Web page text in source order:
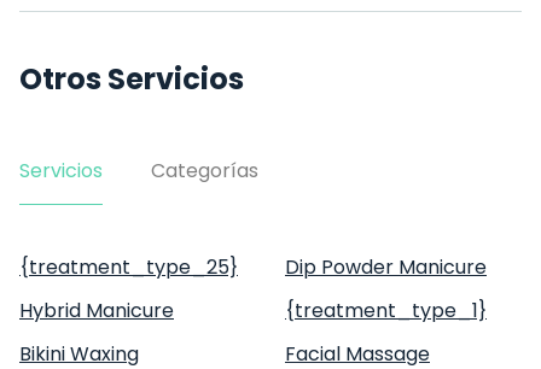
Otros Servicios
Servicios Categorías
{treatment_type_25}
Dip Powder Manicure
Hybrid Manicure
{treatment_type_1}
Bikini Waxing
Facial Massage